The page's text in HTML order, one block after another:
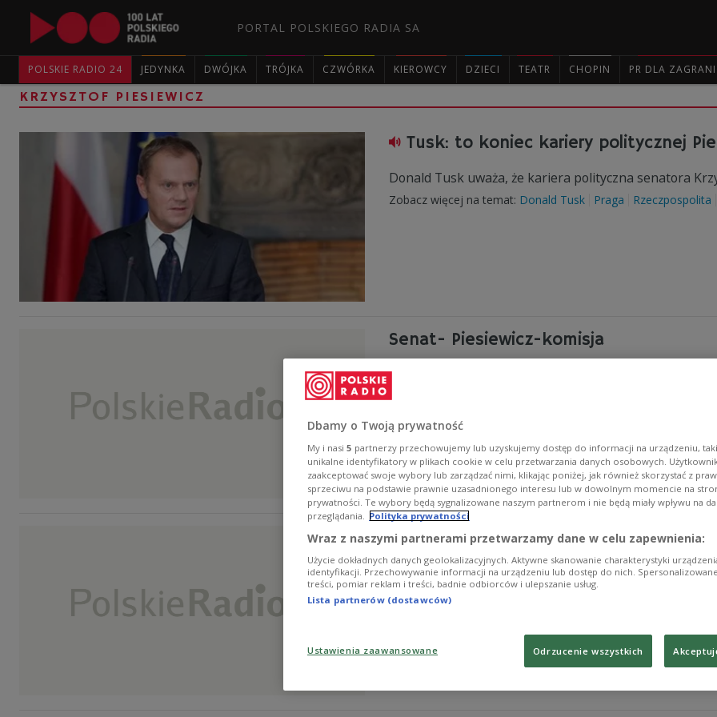
PORTAL POLSKIEGO RADIA SA
POLSKIE RADIO 24 JEDYNKA DWÓJKA TRÓJKA CZWÓRKA KIEROWCY DZIECI TEATR CHOPIN PR DLA
KRZYSZTOF PIESIEWICZ
Tusk: to koniec kariery politycznej
Donald Tusk uważa, że kariera polityczna senatora
Zobacz więcej na temat: Donald Tusk Praga Rzeczpospolita
Senat- Piesiewicz-komisja
Piesiewicz z immunitetem, "nie
Senacka komisja regulaminowa w środę rano
PO Krzysztofa Piesiewicza w sprawie uchylenia mu
powiedzenia w swojej sprawie Piesiewicz.
Dbamy o Twoją prywatność
My i nasi 5 partnerzy przechowujemy lub uzyskujemy dostęp do informacji na urządzeniu,
unikalne identyfikatory w plikach cookie w celu przetwarzania danych osobowych.
zaakceptować swoje wybory lub zarządzać nimi, klikając poniżej, jak również skorzystać z
sprzeciwu na podstawie prawnie uzasadnionego interesu lub w dowolnym momencie na
prywatności. Te wybory będą sygnalizowane naszym partnerom i nie będą miały wpływu na
przeglądania. Polityka prywatności
Wraz z naszymi partnerami przetwarzamy dane w celu zapewnienia:
Użycie dokładnych danych geolokalizacyjnych. Aktywne skanowanie charakterystyki
identyfikacji. Przechowywanie informacji na urządzeniu lub dostęp do nich.
treści, pomiar reklam i treści, badnie odbiorców i ulepszanie usług.
Lista partnerów (dostawców)
Ustawienia zaawansowane Odrzucenie wszystkich